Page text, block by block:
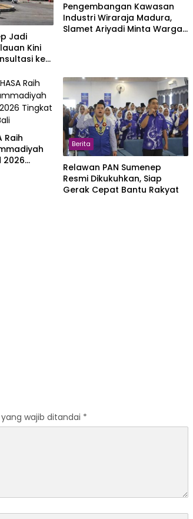
Jadi
Kini
ke
Pengembangan Kawasan
Industri Wiraraja Madura,
Slamet Ariyadi Minta Warga
Raih
2026
Berita
Relawan PAN Sumenep
Resmi Dikukuhkan, Siap
Gerak Cepat Bantu Rakyat
yang wajib ditandai *